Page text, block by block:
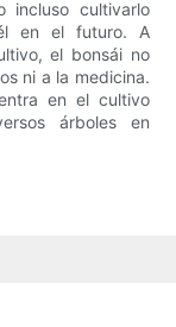
incluso cultivarlo
en el futuro. A
el bonsái no
ni a la medicina.
en el cultivo
árboles en